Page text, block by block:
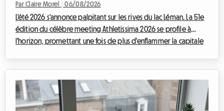
Par Claire Morel 06/08/2026
L'été 2026 s'annonce palpitant sur les rives du lac Léman. La 51e
édition du célèbre meeting Athletissima 2026 se profile à
l'horizon, promettant une fois de plus d'enflammer la capitale
transport et les à-côtés, la facture grimpe vite. Mais c'est
souvent le logement à Lausanne qui représente le poste de